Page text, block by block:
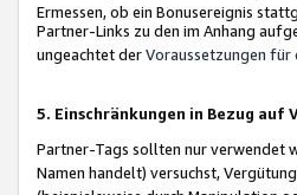
Ermessen, ob ein Bonusereignis
Partner-Links zu den im Anhang
ungeachtet derVoraussetzungen für
5. Einschränkungen in Bezug auf
Partner-Tags sollten nur verwendet
Namen handelt) versuchst,